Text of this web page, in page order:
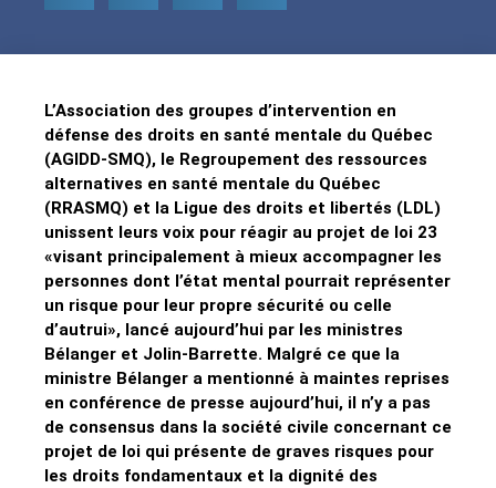
L’Association des groupes d’intervention en
défense des droits en santé mentale du Québec
(AGIDD-SMQ), le Regroupement des ressources
alternatives en santé mentale du Québec
(RRASMQ) et la Ligue des droits et libertés (LDL)
unissent leurs voix pour réagir au projet de loi 23
«visant principalement à mieux accompagner les
personnes dont l’état mental pourrait représenter
un risque pour leur propre sécurité ou celle
d’autrui», lancé aujourd’hui par les ministres
Bélanger et Jolin-Barrette. Malgré ce que la
ministre Bélanger a mentionné à maintes reprises
en conférence de presse aujourd’hui, il n’y a pas
de consensus dans la société civile concernant ce
projet de loi qui présente de graves risques pour
les droits fondamentaux et la dignité des